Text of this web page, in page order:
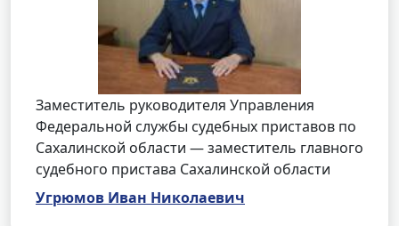
Заместитель руководителя Управления
Федеральной службы судебных приставов по
Сахалинской области — заместитель главного
судебного пристава Сахалинской области
Угрюмов Иван Николаевич